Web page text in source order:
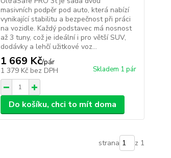
masivních podpěr pod auto, která nabízí
vynikající stabilitu a bezpečnost při práci
na vozidle. Každý podstavec má nosnost
až 3 tuny, což je ideální i pro větší SUV,
dodávky a lehčí užitkové voz...
1 669 Kč/pár
1 379 Kč bez DPH Skladem 1 pár
Do košíku, chci to mít doma
strana z 1